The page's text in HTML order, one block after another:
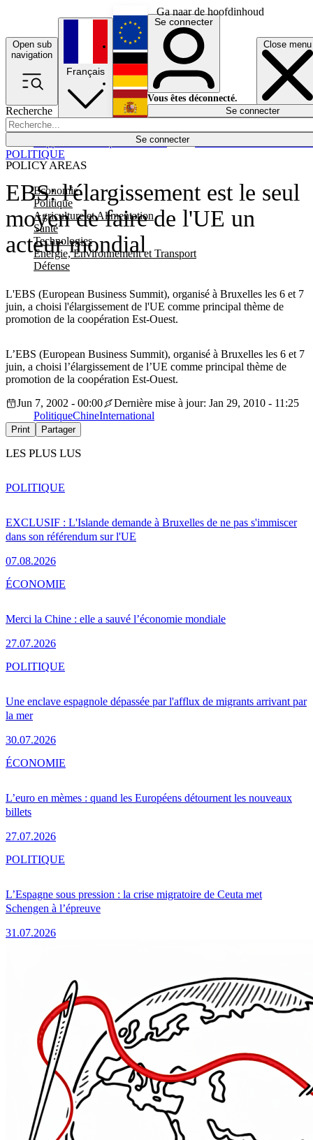
Ga naar de hoofdinhoud
Open sub
navigation
Close menu
Recherche
Se connecter
POLICY AREAS
Economie
Politique
Agriculture et Alimentation
Santé
Technologies
Energie, Environnement et Transport
Défense
Économie
Français
English
Deutsch
Español
Se connecter
Vous êtes déconnecté.
Se connecter
EBS: l'élargissement est le seul
moyen de faire de l'UE un
acteur mondial
L'EBS (European Business Summit), organisé à Bruxelles les 6 et 7
juin, a choisi l'élargissement de l'UE comme principal thème de
promotion de la coopération Est-Ouest.
POLITIQUE
L’EBS (European Business Summit), organisé à Bruxelles les 6 et 7
juin, a choisi l’élargissement de l’UE comme principal thème de
promotion de la coopération Est-Ouest.
Jun 7, 2002 - 00:00
Dernière mise à jour: Jan 29, 2010 - 11:25
PolitiqueChineInternational
Print Partager
LES PLUS LUS
EXCLUSIF : L'Islande demande à Bruxelles de ne pas s'immiscer
dans son référendum sur l'UE
07.08.2026
POLITIQUE
Merci la Chine : elle a sauvé l’économie mondiale
27.07.2026
ÉCONOMIE
Une enclave espagnole dépassée par l'afflux de migrants arrivant par
la mer
30.07.2026
POLITIQUE
L’euro en mèmes : quand les Européens détournent les nouveaux
billets
27.07.2026
ÉCONOMIE
L’Espagne sous pression : la crise migratoire de Ceuta met
Schengen à l’épreuve
31.07.2026
POLITIQUE